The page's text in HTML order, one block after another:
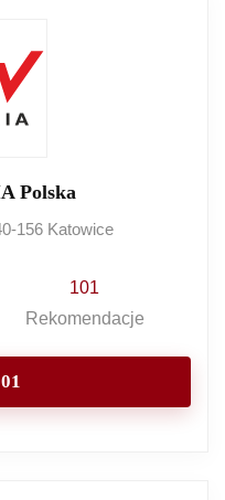
Polska
156 Katowice
101
Rekomendacje